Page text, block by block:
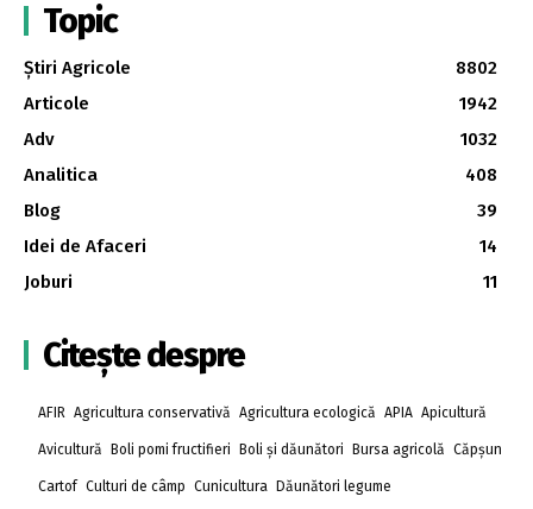
Topic
Știri Agricole
8802
Articole
1942
Adv
1032
Analitica
408
Blog
39
Idei de Afaceri
14
Joburi
11
Citește despre
AFIR Agricultura conservativă Agricultura ecologică APIA Apicultură
Avicultură Boli pomi fructifieri Boli și dăunători Bursa agricolă Căpșun
Cartof Culturi de câmp Cunicultura Dăunători legume